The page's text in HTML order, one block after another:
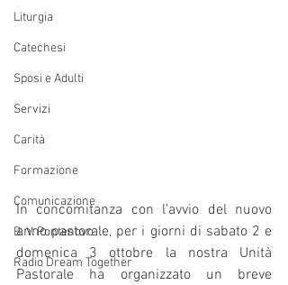
Liturgia
Catechesi
Sposi e Adulti
Servizi
Carità
Formazione
Comunicazione
B. V. Pontenovo
Radio Dream Together
In concomitanza con l’avvio del nuovo
anno pastorale, per i giorni di sabato 2 e
domenica 3 ottobre la nostra Unità